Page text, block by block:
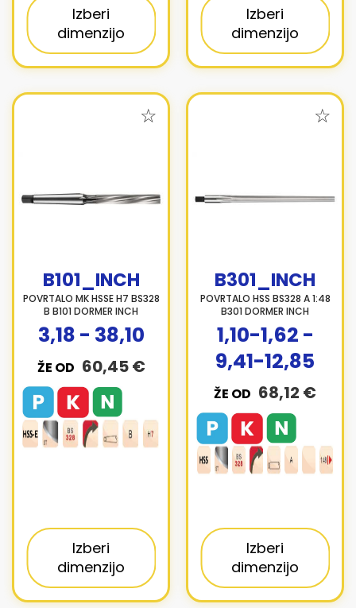
Izberi
dimenzijo
Izberi
dimenzijo
B101_INCH
POVRTALO MK HSSE H7 BS328
B B101 DORMER INCH
ŽE OD 60,45 €
3,18 - 38,10
Izberi
dimenzijo
B301_INCH
POVRTALO HSS BS328 A 1:48
B301 DORMER INCH
ŽE OD 68,12 €
1,10-1,62 -
9,41-12,85
Izberi
dimenzijo